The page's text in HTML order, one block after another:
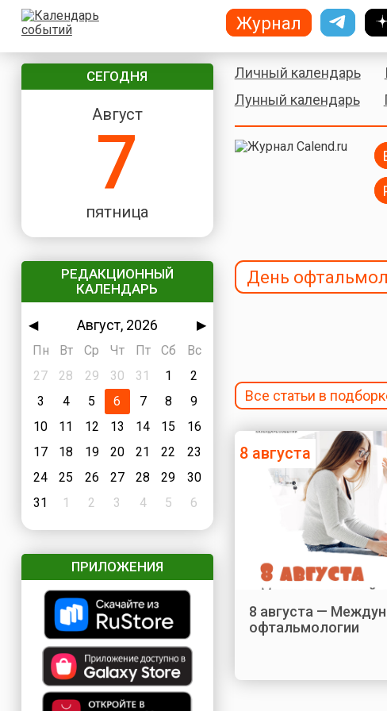
СЕГОДНЯ
Август
7
пятница
РЕДАКЦИОННЫЙ
КАЛЕНДАРЬ
◀ Август, 2026
▶
Пн
Вт Ср Чт Пт Сб
Вс
27
28 29 30 31 1
2
3
4 5 6 7 8
9
10
11 12 13 14 15
16
17
18 19 20 21 22
23
24
25 26 27 28 29
30
31
1 2 3 4 5 6
ПРИЛОЖЕНИЯ
Личный календарь
Лунный календарь
День
Все статьи в
8 августа
8 августа —
офтальмологии
Журнал